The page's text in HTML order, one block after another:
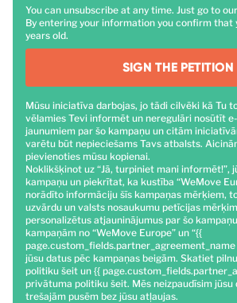
You can unsubscribe at any time. Just go to
By entering your information you confirm that
years old.
SIGN THE PETITION
Mūsu iniciatīva darbojas, jo tādi cilvēki kā Tu
vēlamies Tevi informēt un neregulāri nosūtīt
jaunumiem par šo kampaņu un citām
varētu būt nepieciešams Tavs atbalsts.
pievienoties mūsu kopienai.
Noklikšķinot uz “Jā, turpiniet mani informēt!”,
kampaņu un piekrītat, ka kustība “WeMove
norādīto informāciju šīs kampaņas mērķiem,
uzvārdu un valsts nosaukumu petīcijas
personalizētus atjauninājumus par šo
kampaņām no “WeMove Europe” un “{{
page.custom_fields.partner_agreement_name
jūsu datus pēc kampaņas beigām. Skatiet
politiku šeit un {{
privātuma politiku šeit. Mēs neizpaudīsim
trešajām pusēm bez jūsu atļaujas.